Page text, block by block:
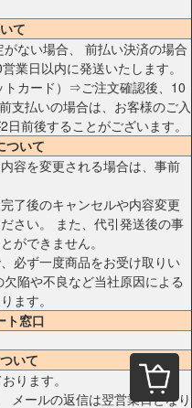
て
がない場合、 前払い決済の場合
業日以内に発送いたします。
トカード）⇒ご注文確認後、10
支払いの場合は、お客様のご入
前後することがございます。
ついて
容を変更される場合は、事前
了後のキャンセルや内容変更
さい。 また、代引発送後の事
ができません。
必ず一度商品をお受け取りい
陥や不良など当社原因による
ます。
ト窓口
いて
ります。
メールの返信は翌営業日となり